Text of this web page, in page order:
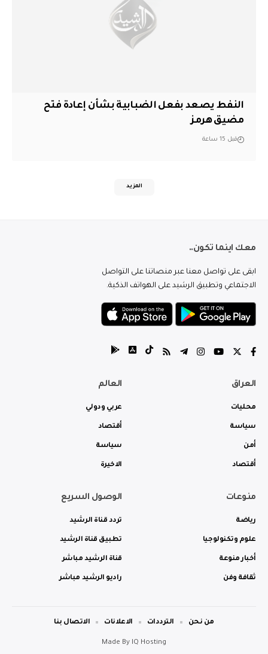
النفط يصعد بفعل الضبابية بشأن إعادة فتح
مضيق هرمز
قبل 15 ساعة
المزيد
معك اينما تكون..
ابقى على تواصل معنا عبر منصاتنا على التواصل
الاجتماعي وتطبيق الرشيد على الهواتف الذكية.
العراق
محليات
سياسة
أمن
أقتصاد
العالم
عربي ودولي
أقتصاد
سياسة
الاخيرة
منوعات
رياضة
علوم وتكنولوجيا
أخبار منوعة
ثقافة وفن
الوصول السريع
تردد قناة الرشيد
تطبيق قناة الرشيد
قناة الرشيد مباشر
راديو الرشيد مباشر
Made By IQ Hosting
من نحن الترددات الاعلانات الاتصال بنا